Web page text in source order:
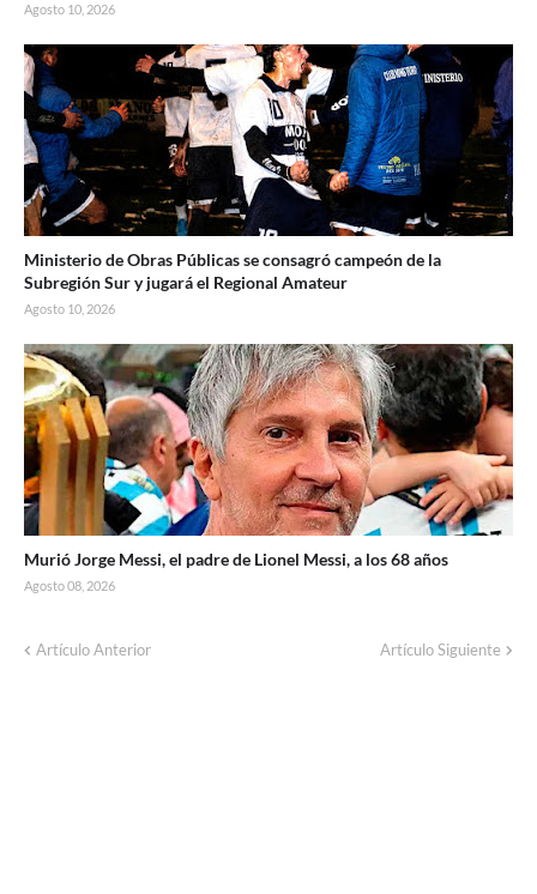
Agosto 10, 2026
Ministerio de Obras Públicas se consagró campeón de la
Subregión Sur y jugará el Regional Amateur
Agosto 10, 2026
Murió Jorge Messi, el padre de Lionel Messi, a los 68 años
Agosto 08, 2026
Artículo Anterior Artículo Siguiente